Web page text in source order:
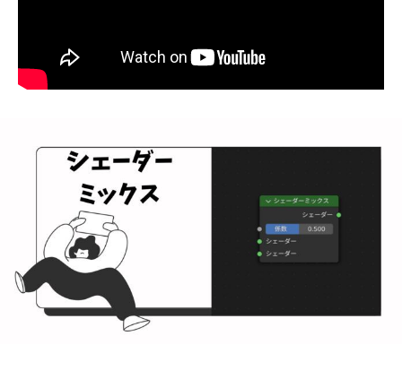
動画の真似だけではなく、自分自身でやっていただ
くことに重点を置いており、自分の技術として身に
つくように設計しました！
いますので、いつでもご相談ください！
では、皆さんとコース内でお会いできるのを楽しみ
にしております！